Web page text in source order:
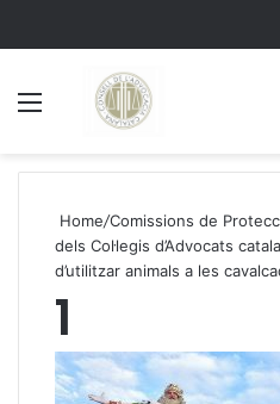
Home/Comissions de
dels Col·legis d’Advocats
d’utilitzar animals a les
1